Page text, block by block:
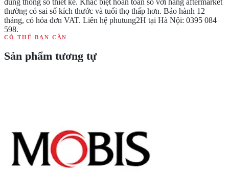
thường có sai số kích thước và tuổi thọ thấp hơn. Bảo hành 12
tháng, có hóa đơn VAT. Liên hệ phutung2H tại Hà Nội: 0395 084
598.
CÓ THỂ BẠN CẦN
Sản phẩm tương tự